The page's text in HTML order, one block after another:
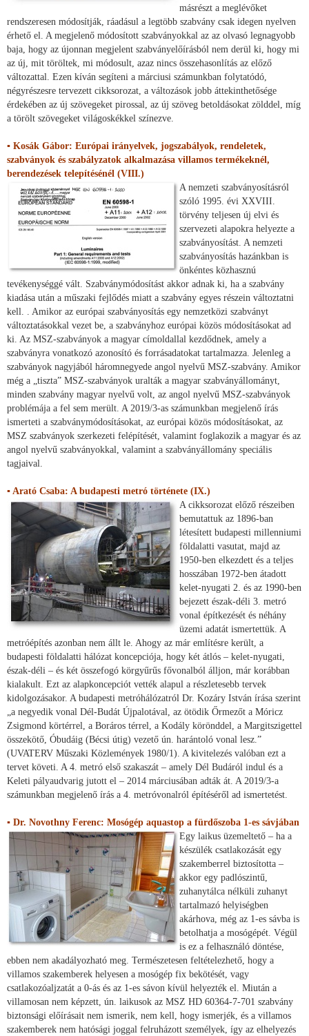
másrészt a meglévőket
rendszeresen módosítják, ráadásul a legtöbb szabvány csak idegen nyelven
érhető el. A megjelenő módosított szabványokkal az az olvasó legnagyobb
baja, hogy az újonnan megjelent szabványelőírásból nem derül ki, hogy mi
az új, mit töröltek, mi módosult, azaz nincs összehasonlítás az előző
változattal. Ezen kíván segíteni a márciusi számunkban folytatódó,
négyrészesre tervezett cikksorozat, a változások jobb áttekinthetősége
érdekében az új szövegeket pirossal, az új szöveg betoldásokat zölddel, míg
a törölt szövegeket világoskékkel színezve.
▪ Kosák Gábor: Európai irányelvek, jogszabályok, rendeletek,
szabványok és szabályzatok alkalmazása villamos termékeknél,
berendezések telepítésénél (VIII.)
A nemzeti szabványosításról
szóló 1995. évi XXVIII.
törvény teljesen új elvi és
szervezeti alapokra helyezte a
szabványosítást. A nemzeti
szabványosítás hazánkban is
önkéntes közhasznú
tevékenységgé vált. Szabványmódosítást akkor adnak ki, ha a szabvány
kiadása után a műszaki fejlődés miatt a szabvány egyes részein változtatni
kell. . Amikor az európai szabványosítás egy nemzetközi szabványt
változtatásokkal vezet be, a szabványhoz európai közös módosításokat ad
ki. Az MSZ-szabványok a magyar címoldallal kezdődnek, amely a
szabványra vonatkozó azonosító és forrásadatokat tartalmazza. Jelenleg a
szabványok nagyjából háromnegyede angol nyelvű MSZ-szabvány. Amikor
még a „tiszta” MSZ-szabványok uralták a magyar szabványállományt,
minden szabvány magyar nyelvű volt, az angol nyelvű MSZ-szabványok
problémája a fel sem merült. A 2019/3-as számunkban megjelenő írás
ismerteti a szabványmódosításokat, az európai közös módosításokat, az
MSZ szabványok szerkezeti felépítését, valamint foglakozik a magyar és az
angol nyelvű szabványokkal, valamint a szabványállomány speciális
tagjaival.
▪ Arató Csaba: A budapesti metró története (IX.)
A cikksorozat előző részeiben
bemutattuk az 1896-ban
létesített budapesti millenniumi
földalatti vasutat, majd az
1950-ben elkezdett és a teljes
hosszában 1972-ben átadott
kelet-nyugati 2. és az 1990-ben
bejezett észak-déli 3. metró
vonal építkezését és néhány
üzemi adatát ismertettük. A
metróépítés azonban nem állt le. Ahogy az már említésre került, a
budapesti földalatti hálózat koncepciója, hogy két átlós – kelet-nyugati,
észak-déli – és két összefogó körgyűrűs fővonalból álljon, már korábban
kialakult. Ezt az alapkoncepciót vették alapul a részletesebb tervek
kidolgozásakor. A budapesti metróhálózatról Dr. Kozáry István írása szerint
„a negyedik vonal Dél-Budát Újpalotával, az ötödik Őrmezőt a Móricz
Zsigmond körtérrel, a Boráros térrel, a Kodály körönddel, a Margitszigettel
összekötő, Óbudáig (Bécsi útig) vezető ún. harántoló vonal lesz.”
(UVATERV Műszaki Közlemények 1980/1). A kivitelezés valóban ezt a
tervet követi. A 4. metró első szakaszát – amely Dél Budáról indul és a
Keleti pályaudvarig jutott el – 2014 márciusában adták át. A 2019/3-a
számunkban megjelenő írás a 4. metróvonalról építéséről ad ismertetést.
▪ Dr. Novothny Ferenc: Mosógép aquastop a fürdőszoba 1-es sávjában
Egy laikus üzemeltető – ha a
készülék csatlakozását egy
szakemberrel biztosította –
akkor egy padlószintű,
zuhanytálca nélküli zuhanyt
tartalmazó helyiségben
akárhova, még az 1-es sávba is
betolhatja a mosógépét. Végül
is ez a felhasználó döntése,
ebben nem akadályozható meg. Természetesen feltételezhető, hogy a
villamos szakemberek helyesen a mosógép fix bekötését, vagy
csatlakozóaljzatát a 0-ás és az 1-es sávon kívül helyezték el. Miután a
villamosan nem képzett, ún. laikusok az MSZ HD 60364-7-701 szabvány
biztonsági előírásait nem ismerik, nem kell, hogy ismerjék, és a villamos
szakemberek nem hatósági joggal felruházott személyek, így az elhelyezés